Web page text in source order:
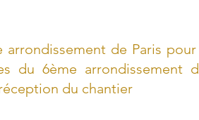
de Paris
du 6ème arrondissement
du chantier